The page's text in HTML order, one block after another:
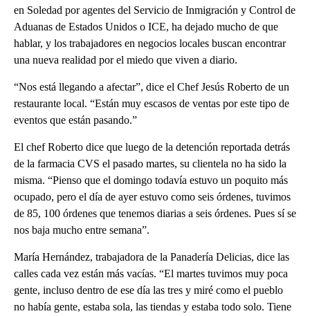
en Soledad por agentes del Servicio de Inmigración y Control de
Aduanas de Estados Unidos o ICE, ha dejado mucho de que
hablar, y los trabajadores en negocios locales buscan encontrar
una nueva realidad por el miedo que viven a diario.
“Nos está llegando a afectar”, dice el Chef Jesús Roberto de un
restaurante local. “Están muy escasos de ventas por este tipo de
eventos que están pasando.”
El chef Roberto dice que luego de la detención reportada detrás
de la farmacia CVS el pasado martes, su clientela no ha sido la
misma. “Pienso que el domingo todavía estuvo un poquito más
ocupado, pero el día de ayer estuvo como seis órdenes, tuvimos
de 85, 100 órdenes que tenemos diarias a seis órdenes. Pues sí se
nos baja mucho entre semana”.
María Hernández, trabajadora de la Panadería Delicias, dice las
calles cada vez están más vacías. “El martes tuvimos muy poca
gente, incluso dentro de ese día las tres y miré como el pueblo
no había gente, estaba sola, las tiendas y estaba todo solo. Tiene